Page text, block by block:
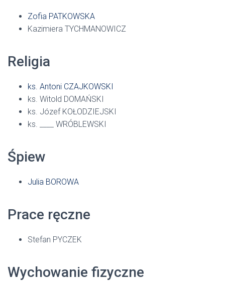
Zofia PATKOWSKA
Kazimiera TYCHMANOWICZ
Religia
ks. Antoni CZAJKOWSKI
ks. Witold DOMAŃSKI
ks. Józef KOŁODZIEJSKI
ks. ____ WRÓBLEWSKI
Śpiew
Julia BOROWA
Prace ręczne
Stefan PYCZEK
Wychowanie fizyczne